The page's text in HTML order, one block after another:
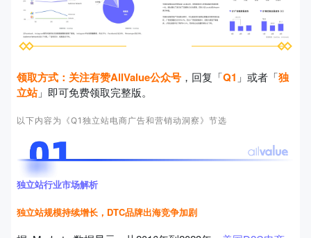
领取方式： 关注有赞AllValue公众号 ，回复「Q1 」或者「独
立站」即可免费领取完整版。
以下内容为《Q1独立站电商广告和营销动洞察》节选
独立站行业市场解析
独立站规模持续增长，DTC品牌出海竞争加剧